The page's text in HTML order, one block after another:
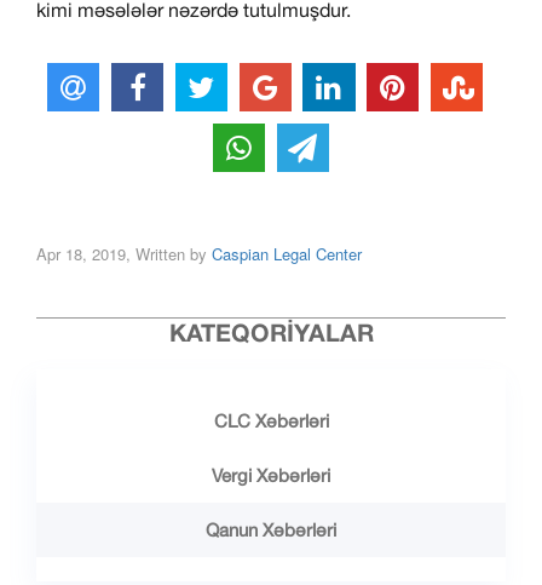
kimi məsələlər nəzərdə tutulmuşdur.
Apr 18, 2019, Written by Caspian Legal Center
KATEQORIYALAR
CLC Xəbərləri
Vergi Xəbərləri
Qanun Xəbərləri